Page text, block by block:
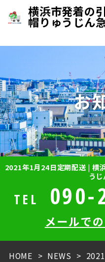
横浜市発着の
帽りゅうじん
お
2021年1月24日定期配送 | 横
う
TEL 090-
メールで
HOME NEWS